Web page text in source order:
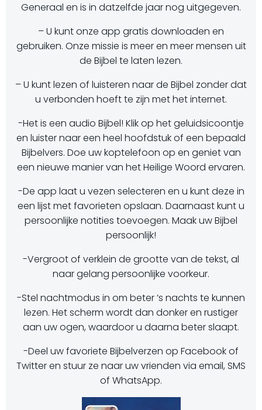
Generaal en is in datzelfde jaar nog uitgegeven.
– U kunt onze app gratis downloaden en
gebruiken. Onze missie is meer en meer mensen uit
de Bijbel te laten lezen.
– U kunt lezen of luisteren naar de Bijbel zonder dat
u verbonden hoeft te zijn met het internet.
-Het is een audio Bijbel! Klik op het geluidsicoontje
en luister naar een heel hoofdstuk of een bepaald
Bijbelvers. Doe uw koptelefoon op en geniet van
een nieuwe manier van het Heilige Woord ervaren.
-De app laat u vezen selecteren en u kunt deze in
een lijst met favorieten opslaan. Daarnaast kunt u
persoonlijke notities toevoegen. Maak uw Bijbel
persoonlijk!
-Vergroot of verklein de grootte van de tekst, al
naar gelang persoonlijke voorkeur.
-Stel nachtmodus in om beter ’s nachts te kunnen
lezen. Het scherm wordt dan donker en rustiger
aan uw ogen, waardoor u daarna beter slaapt.
-Deel uw favoriete Bijbelverzen op Facebook of
Twitter en stuur ze naar uw vrienden via email, SMS
of WhatsApp.